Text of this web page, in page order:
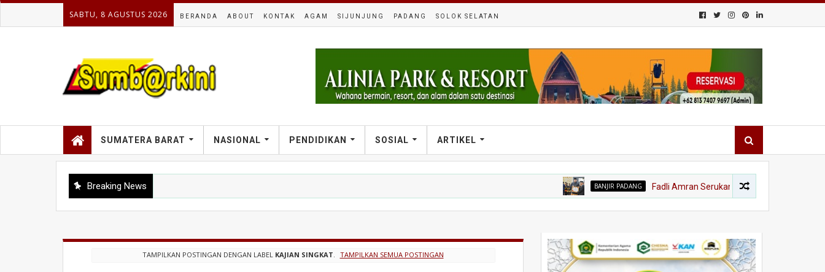
SABTU, 8 AGUSTUS 2026 BERANDA ABOUT KONTAK AGAM SIJUNJUNG PADANG SOLOK SELATAN
SUMATERA BARAT NASIONAL PENDIDIKAN SOSIAL ARTIKEL
Breaking News BANJIR PADANG Fadli Amran Serukan Transformasi Ekonomi, Kota
TAMPILKAN POSTINGAN DENGAN LABEL KAJIAN SINGKAT. TAMPILKAN SEMUA POSTINGAN